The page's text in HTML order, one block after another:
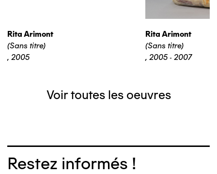
Rita Arimont
(Sans titre)
, 2005
Rita Arimont
(Sans titre)
, 2005 - 2007
Voir toutes les oeuvres
Restez informés !